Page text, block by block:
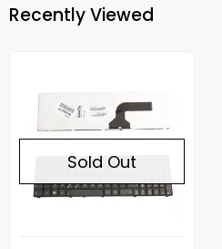
Recently Viewed
Sold Out